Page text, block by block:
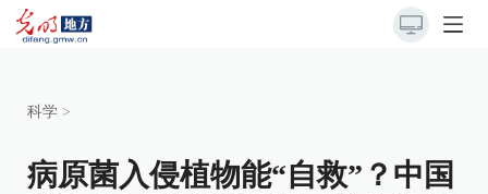
科学 >
病原菌入侵植物能“自救”？中国